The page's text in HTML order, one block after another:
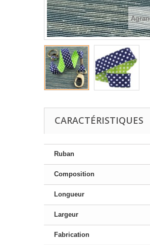
CARACTÉRISTIQUES
Ruban
Composition
Longueur
Largeur
Fabrication